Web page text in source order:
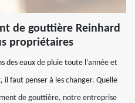
de gouttière Reinhard
propriétaires
des eaux de pluie toute l’année et
il faut penser à les changer. Quelle
de gouttière, notre entreprise